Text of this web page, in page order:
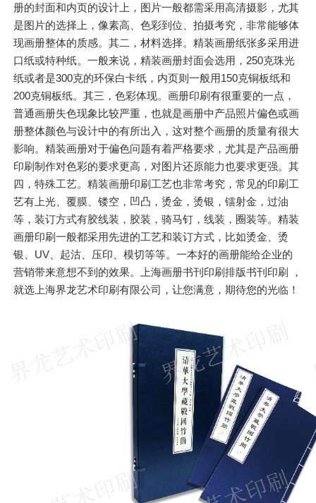
册的封面和内页的设计上，图片一般都需采用高清摄影，尤其
是图片的选择上，像素高、色彩到位、拍摄考究，非常能够体
现画册整体的质感。其二，材料选择。精装画册纸张多采用进
口纸或特种纸。一般来说，精装画册封面会选用，250克珠光
纸或者是300克的环保白卡纸，内页则一般用150克铜板纸和
200克铜板纸。其三，色彩体现。画册印刷有很重要的一点，
普通画册失色现象比较严重，也就是画册中产品照片偏色或画
册整体颜色与设计中的有所出入，这对整个画册的质量有很大
影响。精装画册对于偏色问题有着严格要求，尤其是产品画册
印刷制作对色彩的要求更高，对图片还原能力也要求更强。其
四，特殊工艺。精装画册印刷工艺也非常考究，常见的印刷工
艺有上光、覆膜、镂空，凹凸，烫金，烫银，镭射金，过油
等，装订方式有胶线装，胶装，骑马钉，线装，圈装等。精装
画册印刷一般都采用先进的工艺和装订方式，比如烫金、烫
银、UV、起沽、压印、模切等等。一本好的画册能给企业的
营销带来意想不到的效果。上海画册书刊印刷排版书刊印刷 ，
就选上海界龙艺术印刷有限公司，让您满意，期待您的光临！